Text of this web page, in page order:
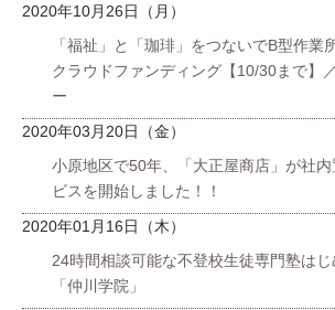
2020年10月26日（月）
「福祉」と「珈琲」をつないでB型作業
クラウドファンディング【10/30まで】
ー
2020年03月20日（金）
小原地区で50年、「大正屋商店」が社
ビスを開始しました！！
2020年01月16日（木）
24時間相談可能な不登校生徒専門塾は
「仲川学院」